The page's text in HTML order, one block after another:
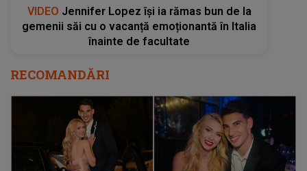
VIDEO Jennifer Lopez își ia rămas bun de la
gemenii săi cu o vacanță emoționantă în Italia
înainte de facultate
RECOMANDĂRI